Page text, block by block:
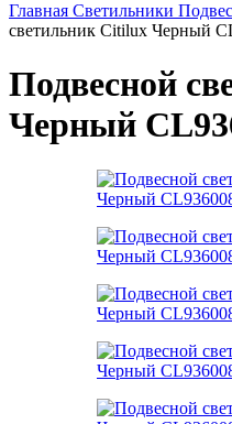
Главная Светильники
светильник Citilux Черный
Подвесной
Черный